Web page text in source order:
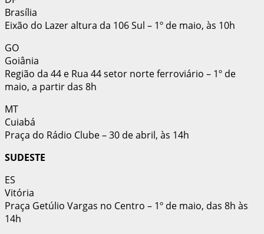
Brasília
Eixão do Lazer altura da 106 Sul – 1º de maio, às 10h
GO
Goiânia
Região da 44 e Rua 44 setor norte ferroviário – 1º de
maio, a partir das 8h
MT
Cuiabá
Praça do Rádio Clube – 30 de abril, às 14h
SUDESTE
ES
Vitória
Praça Getúlio Vargas no Centro – 1º de maio, das 8h às
14h